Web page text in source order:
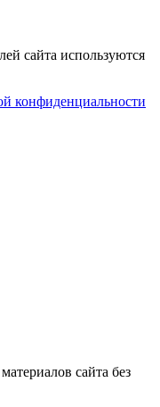
сайта используются
конфиденциальности
сайта без